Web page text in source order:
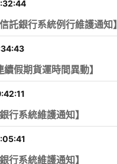
:
託銀行系統例行維護通知】
假期貨運時間異動】
行系統維護通知】
行系統維護通知】